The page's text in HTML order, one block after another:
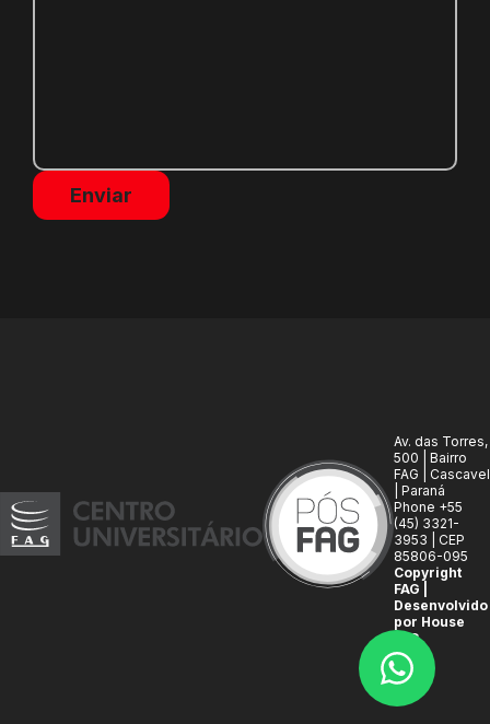
Av. das Torres,
500 | Bairro
FAG | Cascavel
| Paraná
Phone +55
(45) 3321-
3953 | CEP
85806-095
Copyright
FAG |
Desenvolvido
por House
FAG